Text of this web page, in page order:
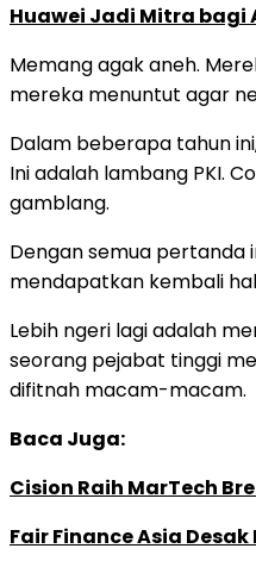
Huawei Jadi Mitra bagi
Memang agak aneh.
mereka menuntut agar
Dalam beberapa tahun
Ini adalah lambang PKI.
gamblang.
Dengan semua pertanda
mendapatkan kembali
Lebih ngeri lagi adalah
seorang pejabat tinggi
difitnah macam-macam.
Baca Juga:
Cision Raih MarTech
Fair Finance Asia